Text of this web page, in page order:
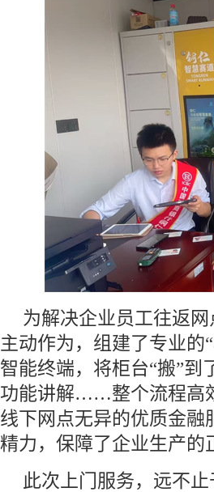
为解决企业员工往返
主动作为，组建了专业的
智能终端，将柜台“搬”
功能讲解……整个流程高
线下网点无异的优质金
精力，保障了企业生产的
此次上门服务，远不